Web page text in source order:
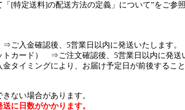
[特定送料]の配送方法の定義」について”をご参照
入金確認後、5営業日以内に発送いたします。
トカード） ⇒ご注文確認後、5営業日以内に発送
タイミングにより、お届け予定日が前後すること
ない場合があります。
に日数がかかります。